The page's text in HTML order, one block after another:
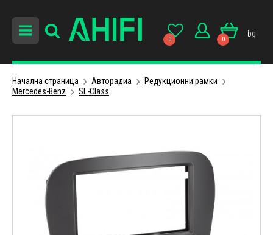
0 0
bg
Начална страница Авторадиa
Редукционни рамки
Mercedes-Benz
SL-Class